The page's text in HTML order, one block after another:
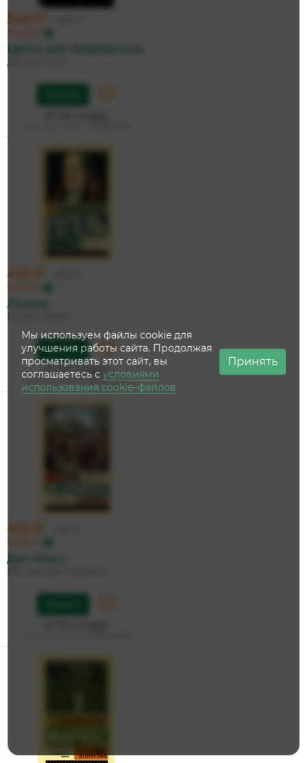
540 ₽
по карте
Цветы для Элджернона
Дэниел Киз
432 ₽
по карте
Логика
Купить
На складе
Дата доставки:13 августа
432 ₽
по карте
Дон Кихот
Мы используем файлы cookie для
улучшения работы сайта. Продолжая
просматривать этот сайт, вы
соглашаетесь сусловиями
использования cookie–файлов
Принять